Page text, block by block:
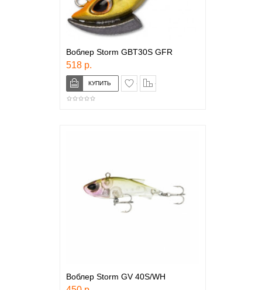
Воблер Storm GBT30S GFR
518 р.
в закладки
Воблер Storm GV 40S/WH